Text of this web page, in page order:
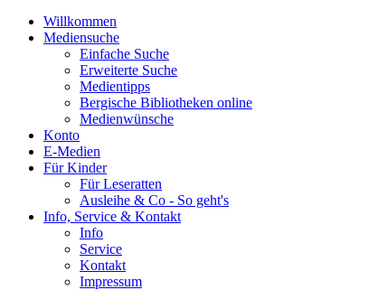
Willkommen
Mediensuche
Einfache Suche
Erweiterte Suche
Medientipps
Bergische Bibliotheken online
Medienwünsche
Konto
E-Medien
Für Kinder
Für Leseratten
Ausleihe & Co - So geht's
Info, Service & Kontakt
Info
Service
Kontakt
Impressum